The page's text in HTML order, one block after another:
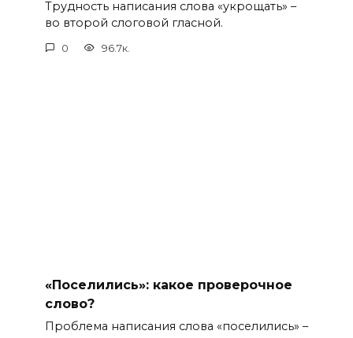
Трудность написания слова «укрощать» –
во второй слоговой гласной.
0 96.7к.
«Поселились»: какое проверочное
слово?
Проблема написания слова «поселились» –